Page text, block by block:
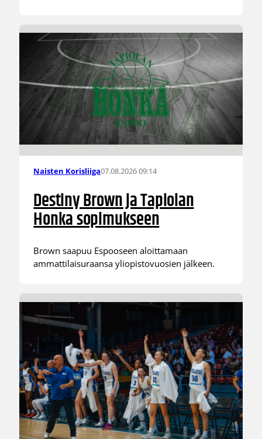
Naisten Korisliiga07.08.2026 09:14
Destiny Brown ja Tapiolan
Honka sopimukseen
Brown saapuu Espooseen aloittamaan
ammattilaisuraansa yliopistovuosien jälkeen.